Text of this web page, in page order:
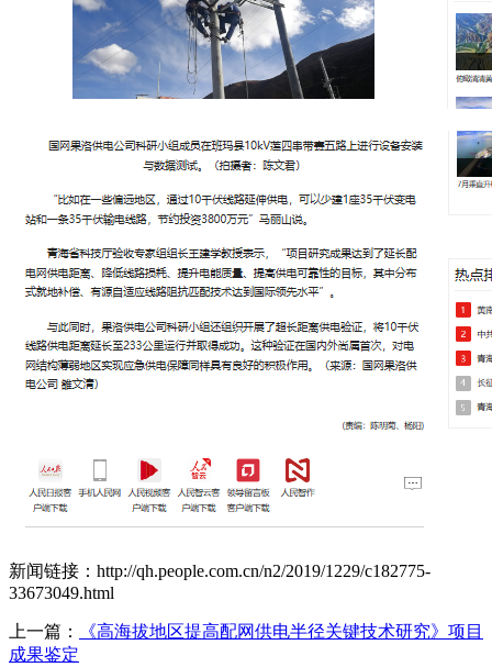
新闻链接：http://qh.people.com.cn/n2/2019/1229/c182775-
33673049.html
上一篇：
《高海拔地区提高配网供电半径关键技术研究》项目
成果鉴定